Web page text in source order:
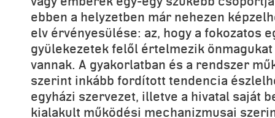
ebben a helyzetben már nehezen
elv érvényesülése: az, hogy a fokozatos
gyülekezetek felől értelmezik
vannak. A gyakorlatban és a rendszer
szerint inkább fordított tendencia
egyházi szervezet, illetve a hivatal saját
kialakult működési mechanizmusai